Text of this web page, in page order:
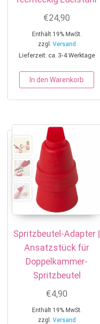
€24,90
Enthält 19% MwSt.
zzgl. Versand
Lieferzeit: ca. 3-4 Werktage
In den Warenkorb
Spritzbeutel-Adapter |
Ansatzstück für
Doppelkammer-
Spritzbeutel
€4,90
Enthält 19% MwSt.
zzgl. Versand